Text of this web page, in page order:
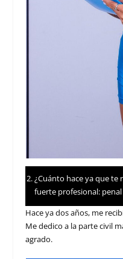
¿Cuánto hace ya que te
fuerte profesional: penal
Hace ya dos años, me
Me dedico a la parte civil
agrado.